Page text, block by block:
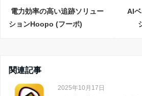
電力効率の高い追跡ソリュー
ションHoopo (フーポ)
AI
関連記事
2025年10月17日